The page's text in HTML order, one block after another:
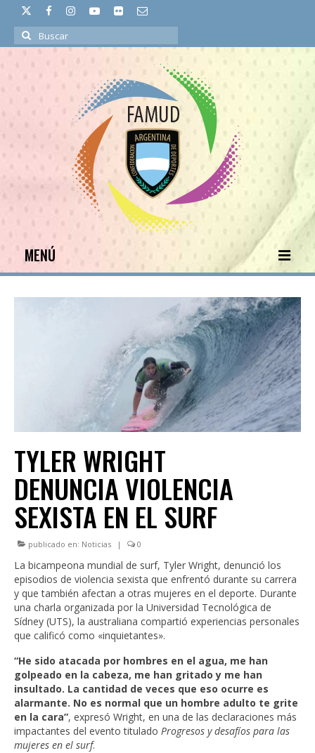
Buscar
por:
MENÚ
INICIO
CONSEJO FEDERAL
CAPACITACIONES
NOTICIAS
TYLER WRIGHT
DENUNCIA VIOLENCIA
SEXISTA EN EL SURF
publicado en: Noticias | 0
La bicampeona mundial de surf, Tyler Wright, denunció los
episodios de violencia sexista que enfrentó durante su carrera
y que también afectan a otras mujeres en el deporte. Durante
una charla organizada por la Universidad Tecnológica de
Sídney (UTS), la australiana compartió experiencias personales
que calificó como «inquietantes».
“He sido atacada por hombres en el agua, me han
golpeado en la cabeza, me han gritado y me han
insultado. La cantidad de veces que eso ocurre es
alarmante. No es normal que un hombre adulto te grite
en la cara”, expresó Wright, en una de las declaraciones más
impactantes del evento titulado Progresos y desafíos para las
mujeres en el surf.